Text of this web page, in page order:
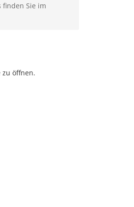
finden Sie im
öffnen.